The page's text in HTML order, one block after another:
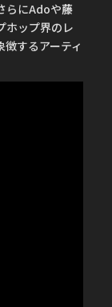
らにAdoや藤
ホップ界のレ
するアーティ